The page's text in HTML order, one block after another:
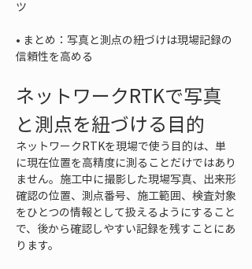
• まとめ：写真と測点の紐づけは現場記録の
信頼性を高める
ネットワークRTKで写真
と測点を紐づける目的
ネットワークRTKを現場で使う目的は、単
に現在位置を高精度に測ることだけではあり
ません。施工中に撮影した現場写真、出来形
確認の位置、測点番号、施工範囲、検査対象
をひとつの情報として扱えるようにすること
で、後から確認しやすい記録を残すことにあ
ります。